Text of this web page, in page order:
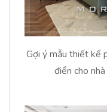
Gợi ý mẫu thiết kế
điển cho